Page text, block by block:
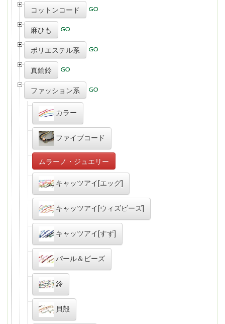
コットンコード
麻ひも
ポリエステル系
真鍮鈴
ファッション系
カラー
ファイブコード
ムラーノ・ジュエリー
キャッツアイ[エッグ]
キャッツアイ[ウィズビーズ]
キャッツアイ[すず]
パール＆ビーズ
鈴
貝殻